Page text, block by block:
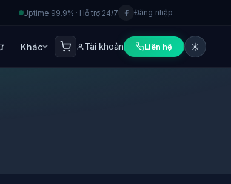
Uptime 99.9% · Hỗ trợ 24/7 Đăng nhập
Khác Tài khoản Liên hệ ☀️